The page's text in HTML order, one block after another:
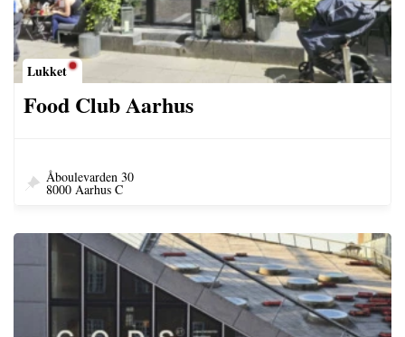
Lukket
Food Club Aarhus
Åboulevarden 30
8000 Aarhus C